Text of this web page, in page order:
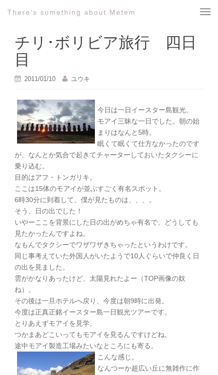
T
There’s something about Metem
チリ･ボリビア旅行 四日
目
2011/01/10 ユウキ
今日は一日イースター島観光。
モアイ三昧な一日でした。朝の始
まりはなんと5時。
眠くて眠くて仕方なかったのです
が、なんとか気合で起きてチャーターしておいたタクシーに
乗り込む。
目的はアフ・トンガリキ。
ここは15体のモアイが並ぶすごく有名スポット。
6時30分に到着して、僕が見たものは、、、。
そう、日の出でした！
いやーここを背景にした日の出がめちゃ有名で、どうしても
見たかったんですよね。
なもんでタクシーでワザワザきちゃったというわけです。
同じ事考えていた外国人がいたようで10人ぐらいで仲良く日
の出を見ました。
雲がかなりあったけど、太陽見れたよー（TOP画像の奴
ね）。
その後は一旦ホテルへ戻り、今度は朝9時に出発。
今度は正真正銘イースター島一日観光ツアーです。
とりあえずモアイを見学。
つかまあどこいってもモアイを見るんですけどね。
途中モアイ製造工場みたいなところにも寄る。
こんな感じ。
なんつーか超広い丘に無雑作に作